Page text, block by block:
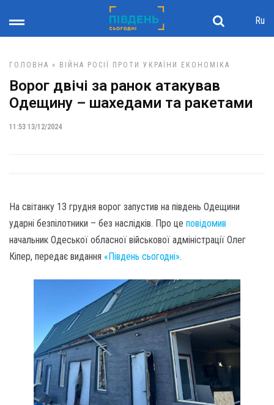
Ru
ГОЛОВНА » ВІЙНА РОСІЇ ПРОТИ УКРАЇНИ ЕКОНОМІКА
Ворог двічі за ранок атакував
Одещину – шахедами та ракетами
11:53 13/12/2024
На світанку 13 грудня ворог запустив на південь Одещини
ударні безпілотники – без наслідків. Про це повідомив
начальник Одеської обласної військової адміністрації Олег
Кіпер, передає видання «Південь сьогодні».